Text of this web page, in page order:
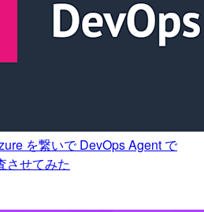
を繋いで DevOps Agent で
させてみた